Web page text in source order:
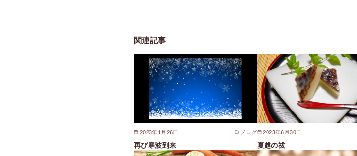
関連記事
2023年1月26日 ブログ
再び寒波到来
2023年6月30日
夏越の祓